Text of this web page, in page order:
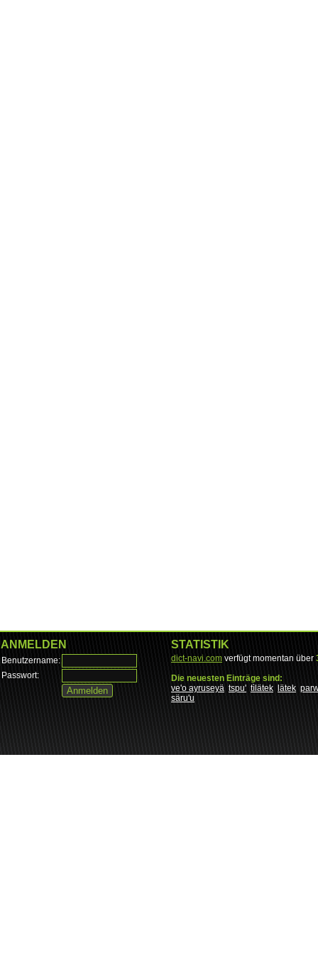
ANMELDEN
Benutzername:
Passwort:
STATISTIK
dict-navi.com verfügt momentan über
Die neuesten Einträge sind:
ve'o ayruseyä tspu' tìlätek lätek
säru'u